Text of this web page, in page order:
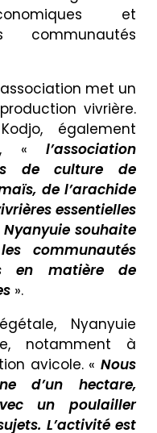
et
communautés
met un
vivrière.
également
« l’association
de culture de
de l’arachide
essentielles
souhaite
communautés
en matière de
».
Nyanyuie
notamment à
avicole. « Nous
d’un hectare,
un poulailler
L’activité est